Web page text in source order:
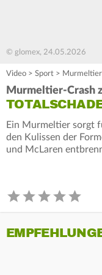
© glomex, 24.05.2026
Video > Sport >
Murmeltier-Crash
Ein Murmeltier sorgt
den Kulissen der
und McLaren